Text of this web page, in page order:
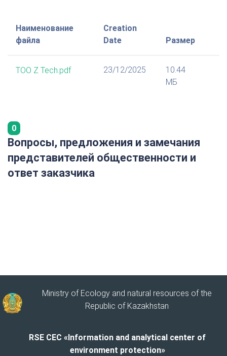
Наименование
файла
Creation
Date
Размер
ТОО Z Tech.pdf 23/12/2025
10.44
МБ
0
Вопросы, предложения и замечания
представителей общественности и
ответ заказчика
Ministry of Ecology and natural resources of the
Republic of Kazakhstan
RSE CEC «Information and analytical center of
environment protection»